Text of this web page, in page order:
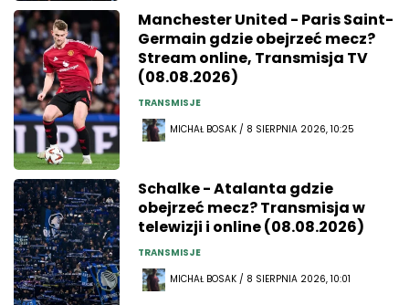
Manchester United - Paris Saint-
Germain gdzie obejrzeć mecz?
Stream online, Transmisja TV
(08.08.2026)
TRANSMISJE
MICHAŁ BOSAK / 8 SIERPNIA 2026, 10:25
Schalke - Atalanta gdzie
obejrzeć mecz? Transmisja w
telewizji i online (08.08.2026)
TRANSMISJE
MICHAŁ BOSAK / 8 SIERPNIA 2026, 10:01